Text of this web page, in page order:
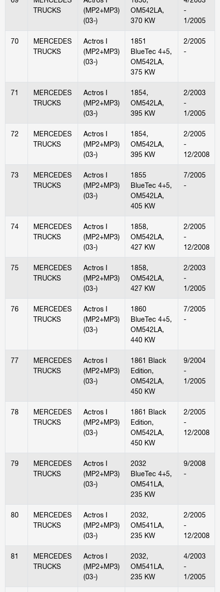
TRUCKS
(MP2+MP3)
(03-)
OM542LA,
370 KW
-
1/2005
70
MERCEDES
TRUCKS
Actros I
(MP2+MP3)
(03-)
1851
BlueTec 4+5,
OM542LA,
375 KW
2/2005
-
71
MERCEDES
TRUCKS
Actros I
(MP2+MP3)
(03-)
1854,
OM542LA,
395 KW
2/2003
-
1/2005
72
MERCEDES
TRUCKS
Actros I
(MP2+MP3)
(03-)
1854,
OM542LA,
395 KW
2/2005
-
12/2008
73
MERCEDES
TRUCKS
Actros I
(MP2+MP3)
(03-)
1855
BlueTec 4+5,
OM542LA,
405 KW
7/2005
-
74
MERCEDES
TRUCKS
Actros I
(MP2+MP3)
(03-)
1858,
OM542LA,
427 KW
2/2005
-
12/2008
75
MERCEDES
TRUCKS
Actros I
(MP2+MP3)
(03-)
1858,
OM542LA,
427 KW
2/2003
-
1/2005
76
MERCEDES
TRUCKS
Actros I
(MP2+MP3)
(03-)
1860
BlueTec 4+5,
OM542LA,
440 KW
7/2005
-
77
MERCEDES
TRUCKS
Actros I
(MP2+MP3)
(03-)
1861 Black
Edition,
OM542LA,
450 KW
9/2004
-
1/2005
78
MERCEDES
TRUCKS
Actros I
(MP2+MP3)
(03-)
1861 Black
Edition,
OM542LA,
450 KW
2/2005
-
12/2008
79
MERCEDES
TRUCKS
Actros I
(MP2+MP3)
(03-)
2032
BlueTec 4+5,
OM541LA,
235 KW
9/2008
-
80
MERCEDES
TRUCKS
Actros I
(MP2+MP3)
(03-)
2032,
OM541LA,
235 KW
2/2005
-
12/2008
81
MERCEDES
TRUCKS
Actros I
(MP2+MP3)
(03-)
2032,
OM541LA,
235 KW
4/2003
-
1/2005